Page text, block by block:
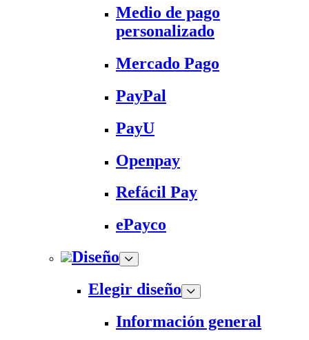
Medio de pago
personalizado
Mercado Pago
PayPal
PayU
Openpay
Refácil Pay
ePayco
Diseño
Elegir diseño
Información general